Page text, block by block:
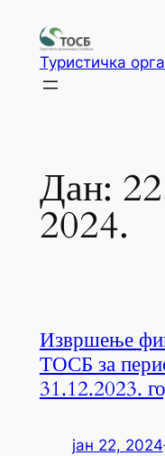
Туристичка
Дан:
2024.
Извршење
ТОСБ за
31.12.2023.
јан 22, 2024